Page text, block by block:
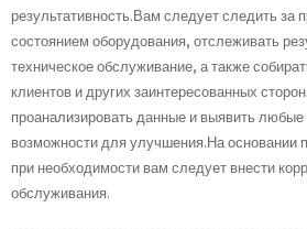
результативность.Вам следует следить за
состоянием оборудования, отслеживать
техническое обслуживание, а также
клиентов и других заинтересованных
проанализировать данные и выявить
возможности для улучшения.На основании
при необходимости вам следует внести
обслуживания.